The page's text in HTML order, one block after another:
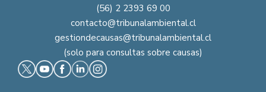
(56) 2 2393 69 00
contacto@tribunalambiental.cl
gestiondecausas@tribunalambiental.cl
(solo para consultas sobre causas)